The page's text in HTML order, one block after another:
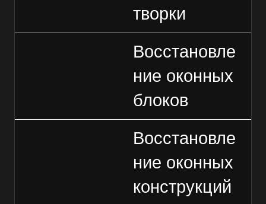
творки
Восстановле
ние оконных
блоков
Восстановле
ние оконных
конструкций